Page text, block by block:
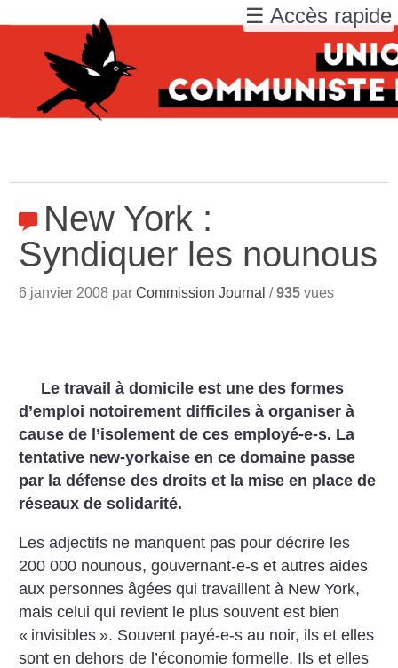
New York :
Syndiquer les nounous
6 janvier 2008 parCommission Journal /935 vues
Le travail à domicile est une des formes
d’emploi notoirement difficiles à organiser à
cause de l’isolement de ces employé-e-s. La
tentative new-yorkaise en ce domaine passe
par la défense des droits et la mise en place de
réseaux de solidarité.
Les adjectifs ne manquent pas pour décrire les
200 000 nounous, gouvernant-e-s et autres aides
aux personnes âgées qui travaillent à New York,
mais celui qui revient le plus souvent est bien
« invisibles ». Souvent payé-e-s au noir, ils et elles
sont en dehors de l’économie formelle. Ils et elles
☰ Accès rapide